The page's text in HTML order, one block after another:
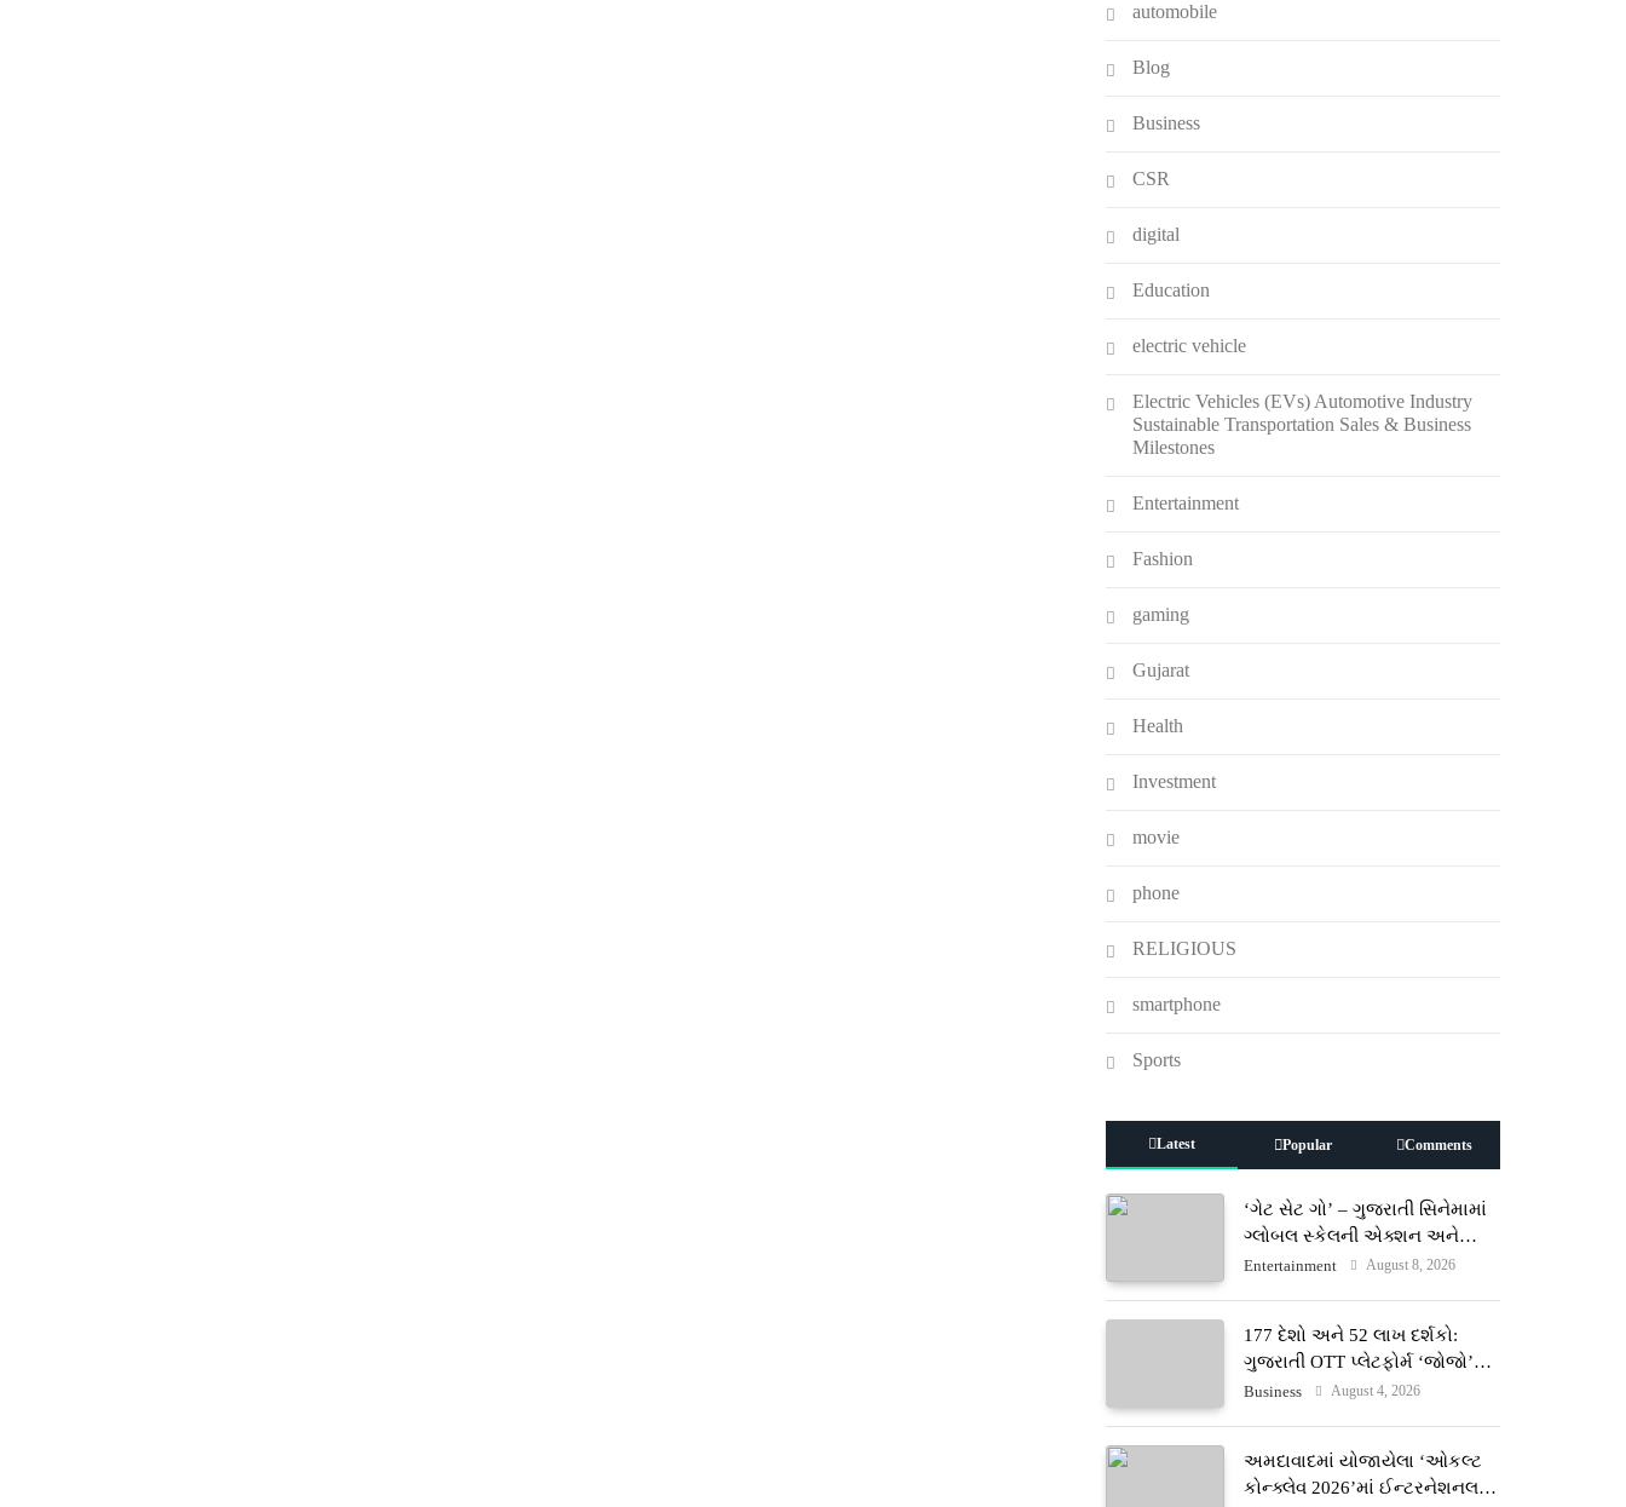
automobile
Blog
Business
CSR
digital
Education
electric vehicle
Electric Vehicles (EVs) Automotive Industry
Sustainable Transportation Sales & Business
Milestones
Entertainment
Fashion
gaming
Gujarat
Health
Investment
movie
phone
RELIGIOUS
smartphone
Sports
Latest Popular Comments
‘ગેટ સેટ ગો’ – ગુજરાતી સિનેમામાં
ગ્લોબલ સ્કેલની એક્શન અને
રોમાંચનો નવો અધ્યાય
Entertainment August 8, 2026
177 દેશો અને 52 લાખ દર્શકો:
ગુજરાતી OTT પ્લેટફોર્મ ‘જોજો’
(JOJO) નો વિશ્વભરમાં દબદબો
Business August 4, 2026
અમદાવાદમાં યોજાયેલા ‘ઓકલ્ટ
કોન્ક્લેવ 2026’માં ઈન્ટરનેશનલ